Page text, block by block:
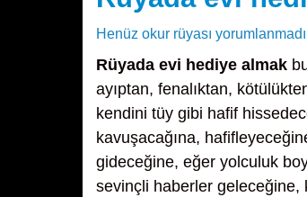
Henüz okur rüyası
Rüyada evi hediye almak
ayıptan, fenalıktan,
kendini tüy gibi hafif
kavuşacağına,
gideceğine, eğer yolculuk
sevinçli haberler geleceğine,